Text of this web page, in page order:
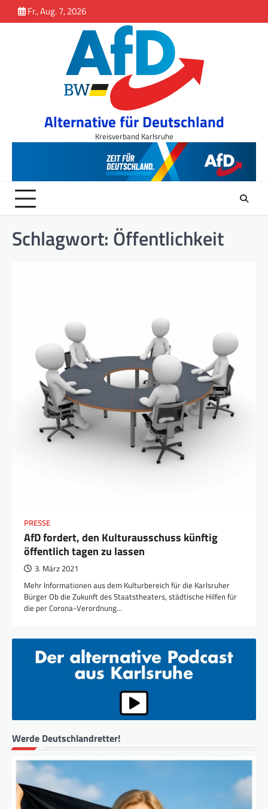
springen
to
Fr., Aug. 7, 2026
Alternative für Deutschland
Kreisverband Karlsruhe
Schlagwort: Öffentlichkeit
PRESSE
AfD fordert, den Kulturausschuss künftig
öffentlich tagen zu lassen
3. März 2021
Mehr Informationen aus dem Kulturbereich für die Karlsruher
Bürger Ob die Zukunft des Staatstheaters, städtische Hilfen für
die per Corona-Verordnung…
Werde Deutschlandretter!